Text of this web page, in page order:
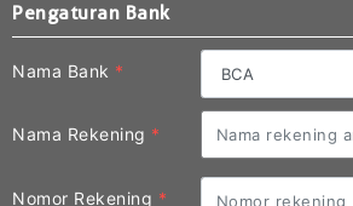
Pengaturan Bank
Nama Bank *
Nama Rekening *
Nomor Rekening *